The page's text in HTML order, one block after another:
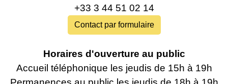
+33 3 44 51 02 14
Contact par formulaire
Horaires d'ouverture au public
Accueil téléphonique les jeudis de 15h à 19h